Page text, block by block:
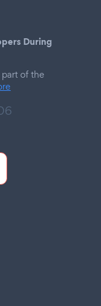
During
of the